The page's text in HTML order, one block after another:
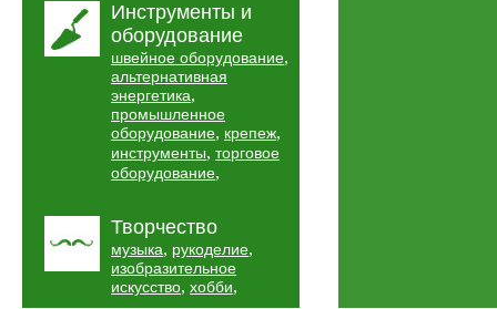
Инструменты и
оборудование
швейное оборудование,
альтернативная
энергетика,
промышленное
оборудование, крепеж,
инструменты, торговое
оборудование,
Творчество
музыка, рукоделие,
изобразительное
искусство, хобби,